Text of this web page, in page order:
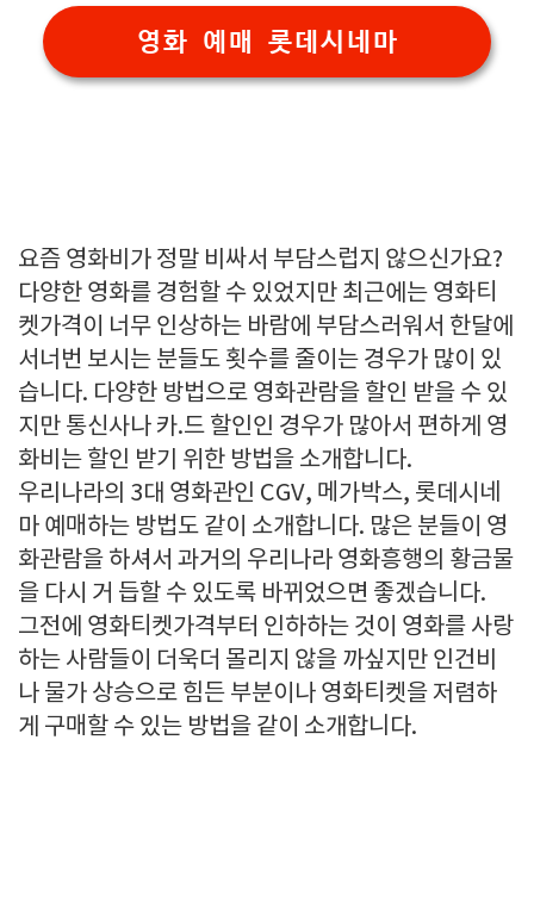
영화 예매 롯데시네마
요즘 영화비가 정말 비싸서 부담스럽지 않으신가요?
다양한 영화를 경험할 수 있었지만 최근에는 영화티
켓가격이 너무 인상하는 바람에 부담스러워서 한달에
서너번 보시는 분들도 횟수를 줄이는 경우가 많이 있
습니다. 다양한 방법으로 영화관람을 할인 받을 수 있
지만 통신사나 카.드 할인인 경우가 많아서 편하게 영
화비는 할인 받기 위한 방법을 소개합니다.
우리나라의 3대 영화관인 CGV, 메가박스, 롯데시네
마 예매하는 방법도 같이 소개합니다. 많은 분들이 영
화관람을 하셔서 과거의 우리나라 영화흥행의 황금물
을 다시 거 듭할 수 있도록 바뀌었으면 좋겠습니다.
그전에 영화티켓가격부터 인하하는 것이 영화를 사랑
하는 사람들이 더욱더 몰리지 않을 까싶지만 인건비
나 물가 상승으로 힘든 부분이나 영화티켓을 저렴하
게 구매할 수 있는 방법을 같이 소개합니다.